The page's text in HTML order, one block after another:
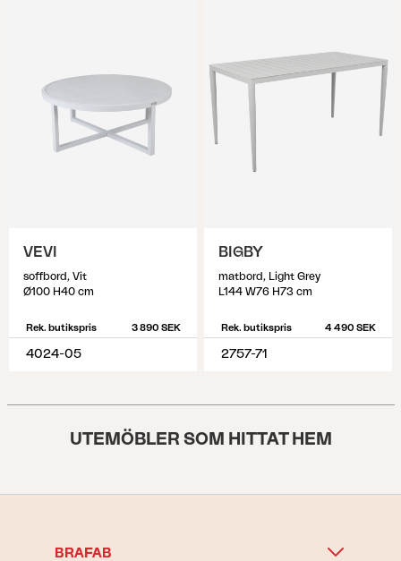
VEVI
soffbord, Vit
Ø100 H40 cm
Rek. butikspris 3 890 SEK
4024-05
BIGBY
matbord, Light Grey
L144 W76 H73 cm
Rek. butikspris 4 490 SEK
2757-71
UTEMÖBLER SOM HITTAT HEM
BRAFAB